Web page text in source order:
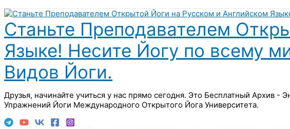
Станьте Преподавателем
Языке! Несите Йогу по всему
Видов Йоги.
Друзья, начинайте учиться у нас прямо сегодня. Это Бесплатный Архив
Упражнений Йоги Международного Открытого Йога Университета.